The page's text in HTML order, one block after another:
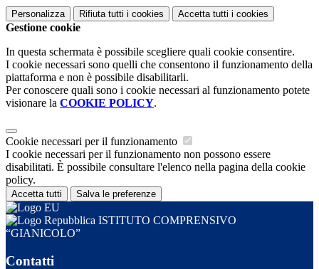
Personalizza Rifiuta tutti i cookies Accetta tutti i cookies
Gestione cookie
In questa schermata è possibile scegliere quali cookie consentire.
I cookie necessari sono quelli che consentono il funzionamento della
piattaforma e non è possibile disabilitarli.
Per conoscere quali sono i cookie necessari al funzionamento potete
visionare la COOKIE POLICY.
Cookie necessari per il funzionamento
I cookie necessari per il funzionamento non possono essere
disabilitati. È possibile consultare l'elenco nella pagina della cookie
policy.
Accetta tutti Salva le preferenze
ISTITUTO COMPRENSIVO
“GIANICOLO”
Contatti